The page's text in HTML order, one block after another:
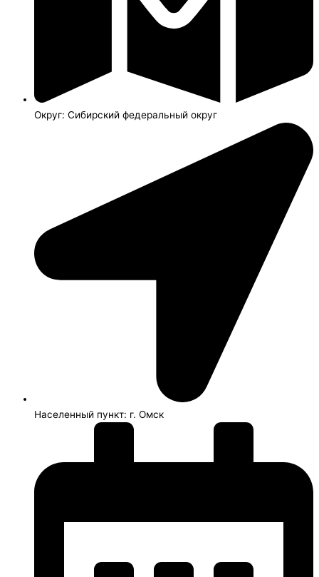
Округ: Сибирский федеральный округ
Населенный пункт: г. Омск